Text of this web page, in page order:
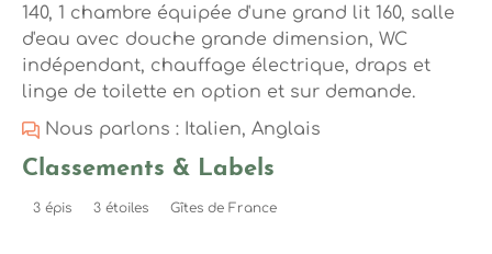
140, 1 chambre équipée d'une grand lit 160, salle
d'eau avec douche grande dimension, WC
indépendant, chauffage électrique, draps et
linge de toilette en option et sur demande.
Nous parlons : Italien, Anglais
Classements & Labels
3 épis 3 étoiles Gîtes de France